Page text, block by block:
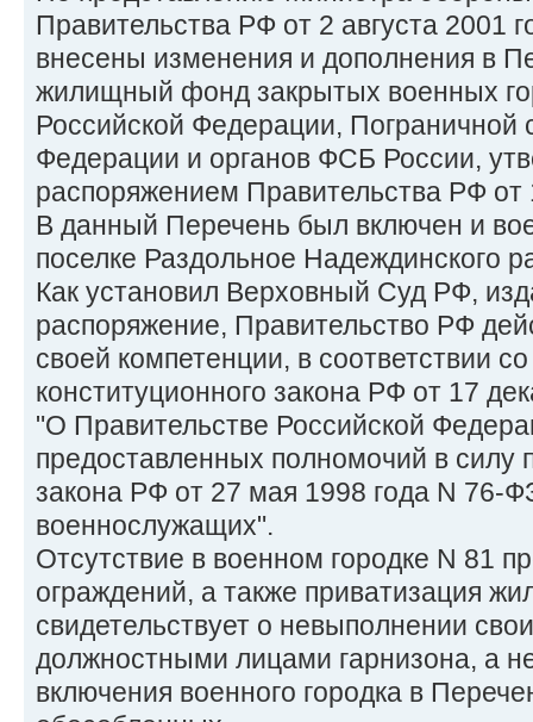
Правительства РФ от 2 августа 2001
внесены изменения и дополнения в
жилищный фонд закрытых военных
Российской Федерации, Пограничной
Федерации и органов ФСБ России,
распоряжением Правительства РФ
В данный Перечень был включен и
поселке Раздольное Надеждинского
Как установил Верховный Суд РФ,
распоряжение, Правительство РФ
своей компетенции, в соответствии
конституционного закона РФ от 17
"О Правительстве Российской
предоставленных полномочий в силу
закона РФ от 27 мая 1998 года N 76-
военнослужащих".
Отсутствие в военном городке N 81
ограждений, а также приватизация
свидетельствует о невыполнении
должностными лицами гарнизона, а
включения военного городка в